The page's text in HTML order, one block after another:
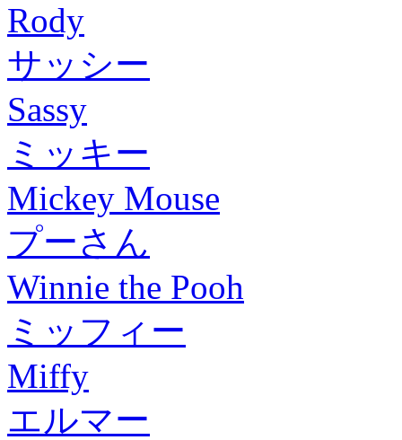
Rody
サッシー
Sassy
ミッキー
Mickey Mouse
プーさん
Winnie the Pooh
ミッフィー
Miffy
エルマー